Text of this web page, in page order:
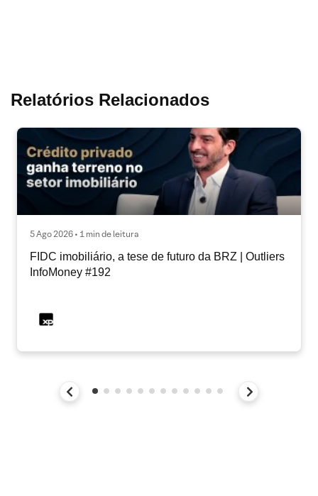
Relatórios Relacionados
5 Ago 2026 • 1 min de leitura
FIDC imobiliário, a tese de futuro da BRZ | Outliers
InfoMoney #192